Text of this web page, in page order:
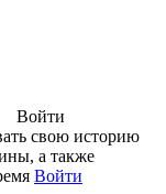
Войти
свою историю
а также
Войти